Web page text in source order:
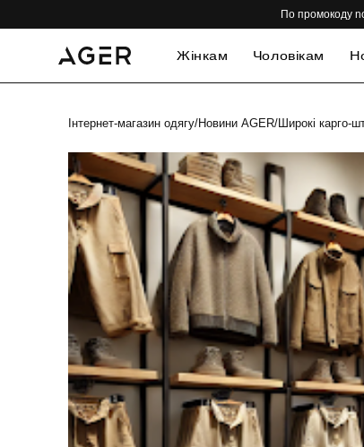
По промокоду
Жінкам Чоловікам
Інтернет-магазин одягу/Новини AGER/Широкі карго-